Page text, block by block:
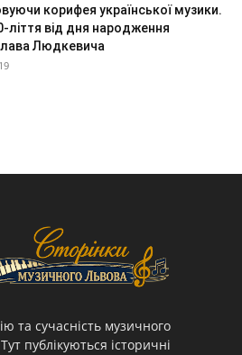
корифея української музики.
ліття від дня народження
Людкевича
та сучасність музичного
публікуються історичні